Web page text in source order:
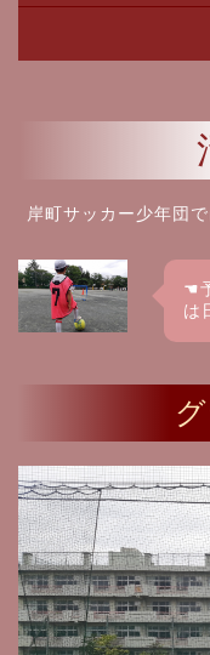
岸町サッカー少年団
☚
は